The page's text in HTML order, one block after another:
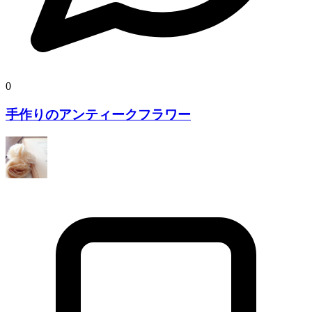
0
手作りのアンティークフラワー